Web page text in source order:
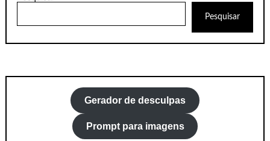
Pesquisar
Gerador de desculpas
Prompt para imagens